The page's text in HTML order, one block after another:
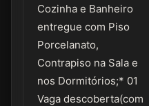
Cozinha e Banheiro
entregue com Piso
Porcelanato,
Contrapiso na Sala e
nos Dormitórios;* 01
Vaga descoberta(com